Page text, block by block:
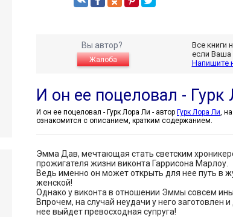
Вы автор?
Жалоба
Все книги
если Ваша
Напишите
И он ее поцеловал -
И он ее поцеловал - Гурк Лора Ли - автор Гурк Лора Ли,
ознакомится с описанием, кратким содержанием.
Эмма Дав, мечтающая стать светским
прожигателя жизни виконта Гаррисона Марлоу.
Ведь именно он может открыть для нее путь в
женской!
Однако у виконта в отношении Эммы совсем
Впрочем, на случай неудачи у него
нее выйдет превосходная супруга!